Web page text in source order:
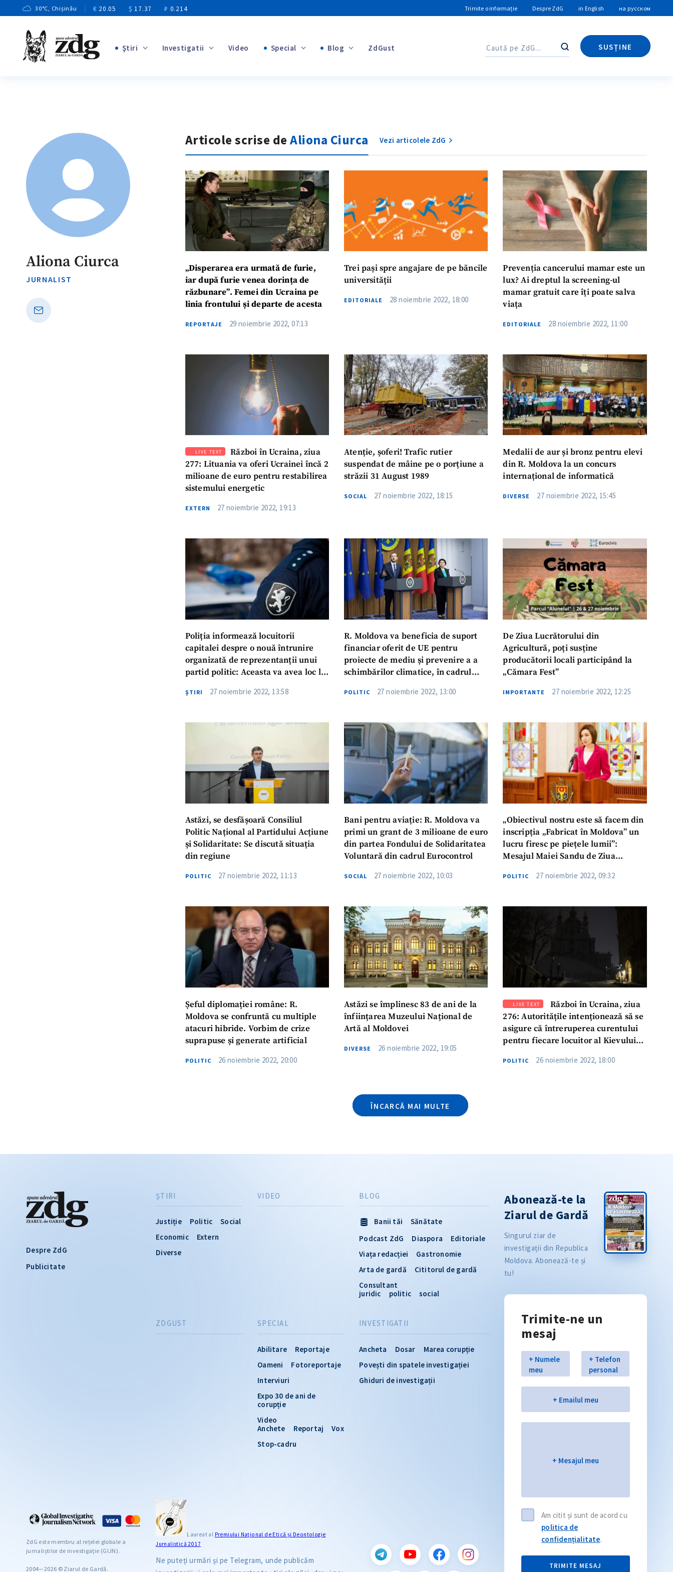
30°C, Chișinău € 20.05 $ 17.37 ₽ 0.214 Trimite o informație Despre ZdG in English на русском
Ştiri Investigatii Video Special Blog ZdGust Caută
SUSȚINE
Caută
Aliona Ciurca
JURNALIST
Articole scrise de Aliona Ciurca Vezi articolele ZdG
„Disperarea era urmată de furie,
iar după furie venea dorința de
răzbunare”. Femei din Ucraina pe
linia frontului și departe de acesta
REPORTAJE 29 noiembrie 2022, 07:13
Trei pași spre angajare de pe băncile
universității
EDITORIALE 28 noiembrie 2022, 18:00
Prevenția cancerului mamar este un
lux? Ai dreptul la screening-ul
mamar gratuit care îți poate salva
viața
EDITORIALE 28 noiembrie 2022, 11:00
LIVE TEXT
Război în Ucraina, ziua
277: Lituania va oferi Ucrainei încă 2
milioane de euro pentru restabilirea
sistemului energetic
EXTERN 27 noiembrie 2022, 19:13
Atenție, șoferi! Trafic rutier
suspendat de mâine pe o porțiune a
străzii 31 August 1989
SOCIAL 27 noiembrie 2022, 18:15
Medalii de aur și bronz pentru elevi
din R. Moldova la un concurs
internațional de informatică
DIVERSE 27 noiembrie 2022, 15:45
Poliția informează locuitorii
capitalei despre o nouă întrunire
organizată de reprezentanții unui
partid politic: Aceasta va avea loc la
ŞTIRI 27 noiembrie 2022, 13:58
R. Moldova va beneficia de suport
financiar oferit de UE pentru
proiecte de mediu și prevenire a a
schimbărilor climatice, în cadrul
POLITIC 27 noiembrie 2022, 13:00
De Ziua Lucrătorului din
Agricultură, poți susține
producătorii locali participând la
„Cămara Fest”
IMPORTANTE 27 noiembrie 2022, 12:25
Astăzi, se desfășoară Consiliul
Politic Național al Partidului Acțiune
și Solidaritate: Se discută situația
din regiune
POLITIC 27 noiembrie 2022, 11:13
Bani pentru aviație: R. Moldova va
primi un grant de 3 milioane de euro
din partea Fondului de Solidaritatea
Voluntară din cadrul Eurocontrol
SOCIAL 27 noiembrie 2022, 10:03
„Obiectivul nostru este să facem din
inscripția „Fabricat în Moldova” un
lucru firesc pe piețele lumii”:
Mesajul Maiei Sandu de Ziua
POLITIC 27 noiembrie 2022, 09:32
Șeful diplomației române: R.
Moldova se confruntă cu multiple
atacuri hibride. Vorbim de crize
suprapuse și generate artificial
POLITIC 26 noiembrie 2022, 20:00
Astăzi se împlinesc 83 de ani de la
înființarea Muzeului Național de
Artă al Moldovei
DIVERSE 26 noiembrie 2022, 19:05
LIVE TEXT
Război în Ucraina, ziua
276: Autoritățile intenționează să se
asigure că întreruperea curentului
pentru fiecare locuitor al Kievului
POLITIC 26 noiembrie 2022, 18:00
ÎNCARCĂ MAI MULTE
Despre ZdG
Publicitate
ZdG este membru al rețelei globale a
jurnaliștilor de investigație (GIJN).
2004—2026 © Ziarul de Gardă.
ŞTIRI
Justiție Politic
Social
Economic
Extern
Diverse
INVESTIGATII
Ancheta Dosar
Marea corupție
Povești din spatele investigației
Ghiduri de investigații
VIDEO
SPECIAL
Abilitare
Reportaje
Oameni
Fotoreportaje
Interviuri
Expo 30 de ani de
corupție
Video
Anchete
Reportaj
Vox
Stop-cadru
BLOG
Banii tăi
Sănătate
Podcast ZdG
Diaspora
Editoriale
Viața redacției
Gastronomie
Arta de gardă
Cititorul de gardă
Consultant
juridic
politic social
ZDGUST
Abonează-te la
Ziarul de Gardă
Singurul ziar de
investigații din Republica
Moldova. Abonează-te și
tu!
Trimite-ne un
mesaj
Nume
+ Numele
meu
Telefon
+ Telefon
personal
+ Emailul meu
Mesajul meu+ Mesajul meu
Am citit și sunt de acord cu
politica de
confidențialitate.
TRIMITE MESAJ
Laureat al Premiului Naţional de Etică și Deontologie
Jurnalistică 2017
Ne puteți urmări și pe Telegram, unde publicăm
Trimite-ne un mesaj
+ Numele meu Telefon + Telefon personal
Email
Mesajul meu + Mesajul meu